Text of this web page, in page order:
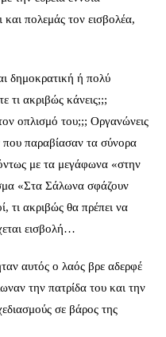
πολεμάς τον εισβολέα,
δημοκρατική ή πολύ
τι ακριβώς κάνεις;;;
οπλισμό του;;; Οργανώνεις
παραβίασαν τα σύνορα
με τα μεγάφωνα «στην
«Στα Σάλωνα σφάζουν
τι ακριβώς θα πρέπει να
εισβολή…
αυτός ο λαός βρε αδερφέ
την πατρίδα του και την
σε βάρος της